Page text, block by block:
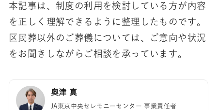
本記事は、制度の利用を検討している方が内容
を正しく理解できるように整理したものです。
区民葬以外のご葬儀については、ご意向や状況
をお聞きしながらご相談を承っています。
奥津 真
JA東京中央セレモニーセンター 事業責任者